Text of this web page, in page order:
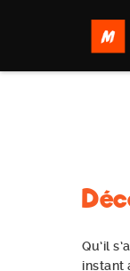
Qu’il
instant